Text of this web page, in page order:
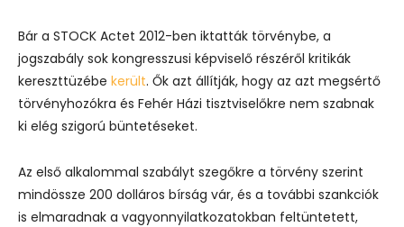
Bár a STOCK Actet 2012-ben iktatták törvénybe, a
jogszabály sok kongresszusi képviselő részéről kritikák
kereszttüzébe került. Ők azt állítják, hogy az azt megsértő
törvényhozókra és Fehér Házi tisztviselőkre nem szabnak
ki elég szigorú büntetéseket.
Az első alkalommal szabályt szegőkre a törvény szerint
mindössze 200 dolláros bírság vár, és a további szankciók
is elmaradnak a vagyonnyilatkozatokban feltüntetett,